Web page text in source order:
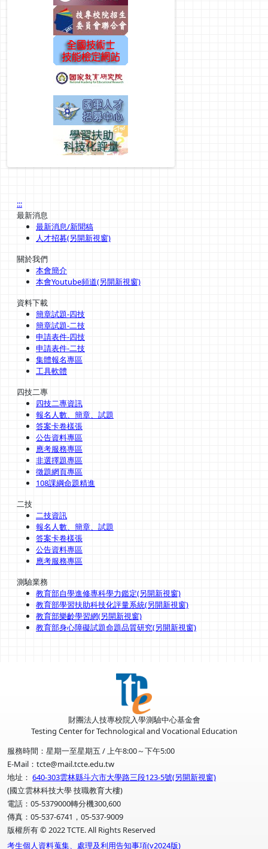
:::
最新消息
最新消息/新聞稿
人才招募(另開新視窗)
關於我們
本會簡介
本會Youtube頻道(另開新視窗)
資料下載
簡章試題-四技
簡章試題-二技
申請表件-四技
申請表件-二技
集體報名專區
工具軟體
四技二專
四技二專資訊
報名人數、簡章、試題
答案卡卷樣張
公告資料專區
應考服務專區
非選擇題專區
徵題網頁專區
108課綱命題精進
二技
二技資訊
報名人數、簡章、試題
答案卡卷樣張
公告資料專區
應考服務專區
測驗業務
教育部自學進修專科學力鑑定(另開新視窗)
教育部學習扶助科技化評量系統(另開新視窗)
教育部樂齡學習網(另開新視窗)
教育部身心障礙試題命題品質研究(另開新視窗)
財團法人技專校院入學測驗中心基金會
Testing Center for Technological and Vocational Education
服務時間：星期一至星期五 / 上午8:00～下午5:00
E-Mail：tcte@mail.tcte.edu.tw
地址： 640-303雲林縣斗六市大學路三段123-5號(另開新視窗)
(國立雲林科技大學 技職教育大樓)
電話：05-5379000轉分機300,600
傳真：05-537-6741，05-537-9009
版權所有 © 2022 TCTE. All Rights Reserved
考生個人資料蒐集、處理及利用告知事項(v2024版)